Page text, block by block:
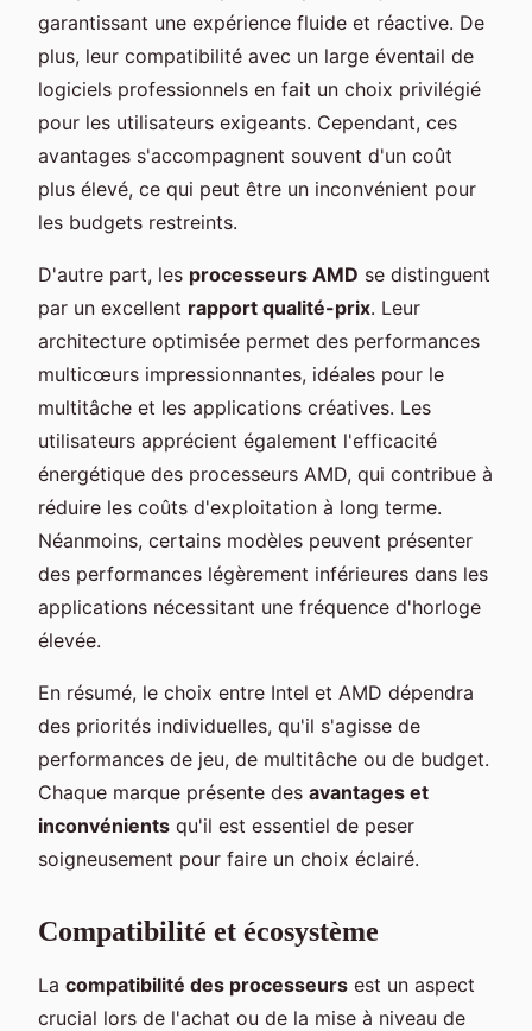
garantissant une expérience fluide et réactive. De
plus, leur compatibilité avec un large éventail de
logiciels professionnels en fait un choix privilégié
pour les utilisateurs exigeants. Cependant, ces
avantages s'accompagnent souvent d'un coût
plus élevé, ce qui peut être un inconvénient pour
les budgets restreints.
D'autre part, les processeurs AMD se distinguent
par un excellent rapport qualité-prix. Leur
architecture optimisée permet des performances
multicœurs impressionnantes, idéales pour le
multitâche et les applications créatives. Les
utilisateurs apprécient également l'efficacité
énergétique des processeurs AMD, qui contribue à
réduire les coûts d'exploitation à long terme.
Néanmoins, certains modèles peuvent présenter
des performances légèrement inférieures dans les
applications nécessitant une fréquence d'horloge
élevée.
En résumé, le choix entre Intel et AMD dépendra
des priorités individuelles, qu'il s'agisse de
performances de jeu, de multitâche ou de budget.
Chaque marque présente des avantages et
inconvénients qu'il est essentiel de peser
soigneusement pour faire un choix éclairé.
Compatibilité et écosystème
La compatibilité des processeurs est un aspect
crucial lors de l'achat ou de la mise à niveau de